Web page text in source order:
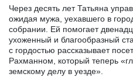
Через десять лет Татьяна
ожидая мужа, уехавшего в
собрании. Ей помогает
ухоженный и благообразный
с гордостью рассказывает
Рахманном, который теперь
земскому делу в уезде».